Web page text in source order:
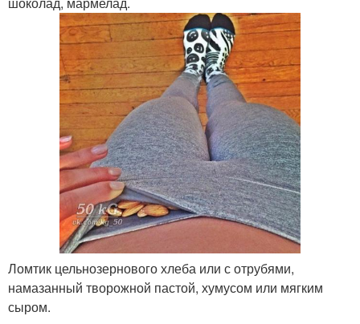
Ломтик цельнозернового хлеба или с отрубями,
намазанный творожной пастой, хумусом или мягким
сыром.